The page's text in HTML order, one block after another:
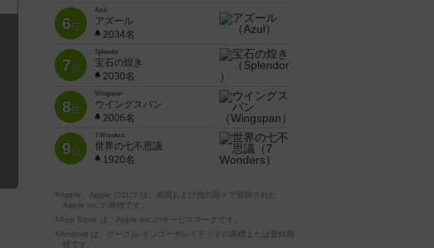
6位
Azul
アズール
2034名
7位
Splendor
宝石の煌き
2030名
8位
Wingspan
ウイングスパン
2006名
9位
7 Wonders
世界の七不思議
1920名
※Apple、Apple のロゴ は、米国および他の国々で登録された
Apple Inc.の商標です。
※App Store は、Apple Inc.のサービスマークです。
※Android は、グーグル インコーポレイテッドの商標または登録商
標です。